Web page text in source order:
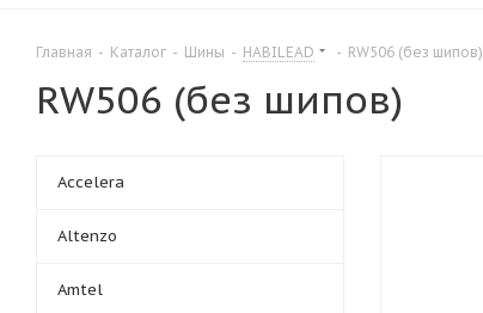
Главная - Каталог - Шины - HABILEAD - RW506 (без шипов)
RW506 (без шипов)
Accelera
Altenzo
Amtel